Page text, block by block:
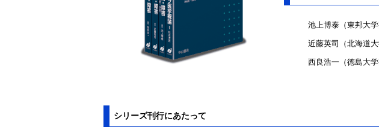
池上博泰（東邦大学
近藤英司（北海道
西良浩一（徳島大学
シリーズ刊行にあたって